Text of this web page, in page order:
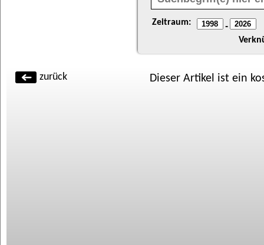
Zeitraum: -
zurück Dieser Artikel ist ein